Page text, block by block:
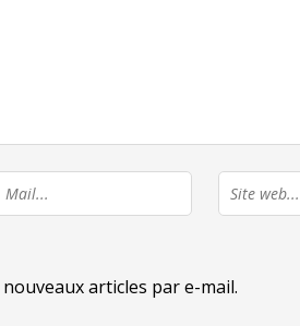
articles par e-mail.